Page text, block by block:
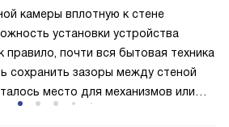
прибора, тем качественнее
охлаждение, затрачивается
камеры вплотную к стене
установки устройства
правило, почти вся бытовая техника
сохранить зазоры между стеной
место для механизмов или